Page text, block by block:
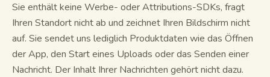
Sie enthält keine Werbe- oder Attributions-SDKs, fragt
Ihren Standort nicht ab und zeichnet Ihren Bildschirm nicht
auf. Sie sendet uns lediglich Produktdaten wie das Öffnen
der App, den Start eines Uploads oder das Senden einer
Nachricht. Der Inhalt Ihrer Nachrichten gehört nicht dazu.